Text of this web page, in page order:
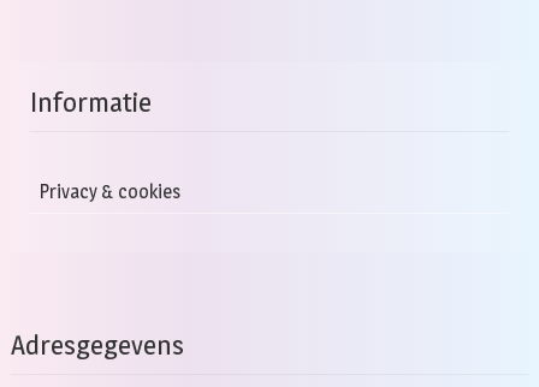
Informatie
Privacy & cookies
Adresgegevens